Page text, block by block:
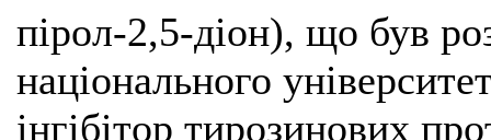
пірол-2,5-діон), що був
національного
інгібітор тирозинових